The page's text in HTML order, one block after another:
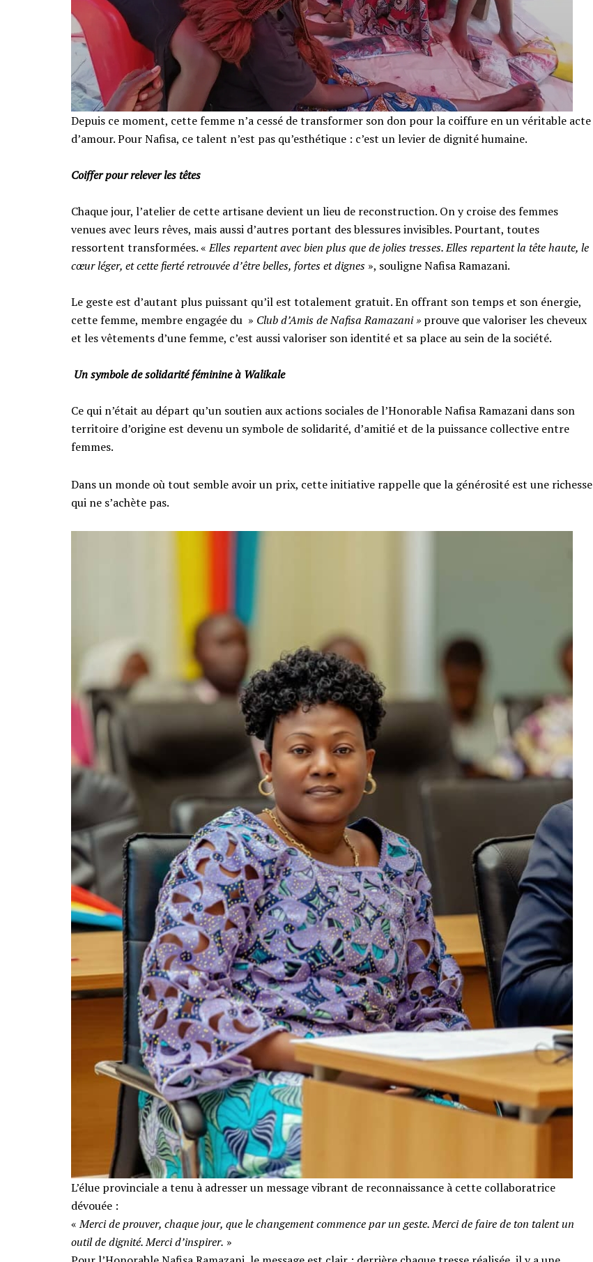
Depuis ce moment, cette femme n’a cessé de transformer son don pour la coiffure en un véritable acte
d’amour. Pour Nafisa, ce talent n’est pas qu’esthétique : c’est un levier de dignité humaine.
‎​Coiffer pour relever les têtes
‎​Chaque jour, l’atelier de cette artisane devient un lieu de reconstruction. On y croise des femmes
venues avec leurs rêves, mais aussi d’autres portant des blessures invisibles. Pourtant, toutes
ressortent transformées. «Elles repartent avec bien plus que de jolies tresses. Elles repartent la tête haute, le
cœur léger, et cette fierté retrouvée d’être belles, fortes et dignes », souligne Nafisa Ramazani.
‎​Le geste est d’autant plus puissant qu’il est totalement gratuit. En offrant son temps et son énergie,
cette femme, membre engagée du » Club d’Amis de Nafisa Ramazani » prouve que valoriser les cheveux
et les vêtements d’une femme, c’est aussi valoriser son identité et sa place au sein de la société.
Un symbole de solidarité féminine à Walikale
‎​Ce qui n’était au départ qu’un soutien aux actions sociales de l’Honorable Nafisa Ramazani dans son
territoire d’origine est devenu un symbole de solidarité, d’amitié et de la puissance collective entre
femmes.
Dans un monde où tout semble avoir un prix, cette initiative rappelle que la générosité est une richesse
qui ne s’achète pas.
L’élue provinciale a tenu à adresser un message vibrant de reconnaissance à cette collaboratrice
dévouée :
‎​«Merci de prouver, chaque jour, que le changement commence par un geste. Merci de faire de ton talent un
outil de dignité. Merci d’inspirer. »